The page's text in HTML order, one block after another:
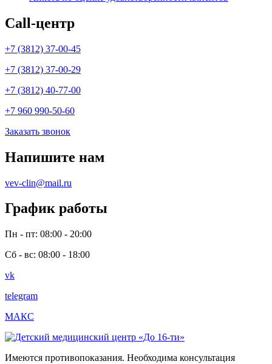
Call-центр
+7 (3812) 37-00-45
+7 (3812) 37-00-29
+7 (3812) 40-77-00
+7 960 990-50-60
Заказать звонок
Напишите нам
vev-clin@mail.ru
График работы
Пн - пт: 08:00 - 20:00
Сб - вс: 08:00 - 18:00
vk
telegram
МАКС
Имеются противопоказания. Необходима консультация